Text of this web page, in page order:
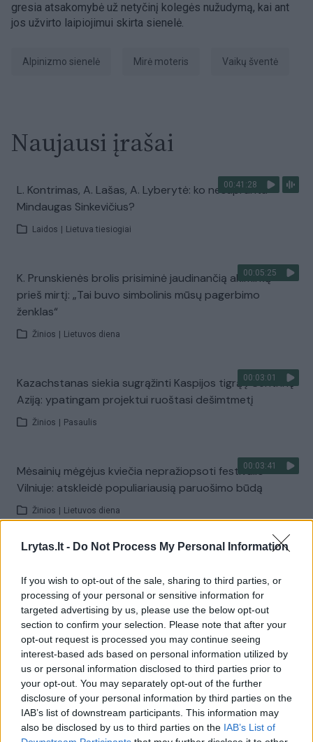
Lrytas.lt - Do Not Process My Personal Information
If you wish to opt-out of the sale, sharing to third parties, or
processing of your personal or sensitive information for
targeted advertising by us, please use the below opt-out
section to confirm your selection. Please note that after your
opt-out request is processed you may continue seeing
interest-based ads based on personal information utilized by
us or personal information disclosed to third parties prior to
your opt-out. You may separately opt-out of the further
disclosure of your personal information by third parties on the
IAB’s list of downstream participants. This information may
also be disclosed by us to third parties on the IAB’s List of
gresia atsakomybė už netyčinį kolegės nužudymą, kai ant
jos užvirto laipiojimui skirta sienelė.
alpinizmo sienelė mirė moteris vaikų šventė
Naujausi įrašai
00:41:28
L. Kontrimas, A. Lašas, A. Lyberytė: ko nesupranta
Mindaugas Sinkevičius?
Laidos Lietuva tiesiogiai
00:05:25
K. Prunskienės brolis prisiminė jaudinančią akimirką
prieš mirtį: „Tai buvo simbolinis mūsų pagerbimo
ženklas“
Žinios Lietuvos diena
00:03:01
Kazachstanas siekia sugrąžinti Kaspijos tigrą į Centrinę
Aziją: ypatingam projektui ruoštasi dešimtmetį
Žinios Pasaulis
00:03:41
Mėsainių mėgėjus kviečia nepražiopsoti festivalio
Vilniuje: atskleidė populiariausią paruošimo būdą
Žinios Lietuvos diena
Visi įrašai
Žiūrimiausi įrašai
00:00:49
Pateikė daugiau detalių apie iš tėvų paimtus šešis
vaikus: jiems kilusi grėsmė
Žinios Lietuvos diena